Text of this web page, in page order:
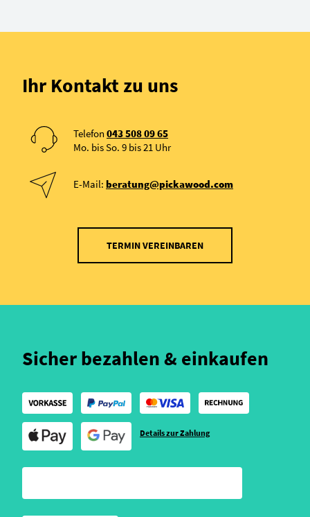
Ihr Kontakt zu uns
Telefon 043 508 09 65
Mo. bis So. 9 bis 21 Uhr
E-Mail: beratung@pickawood.com
TERMIN VEREINBAREN
Sicher bezahlen & einkaufen
Details zur Zahlung